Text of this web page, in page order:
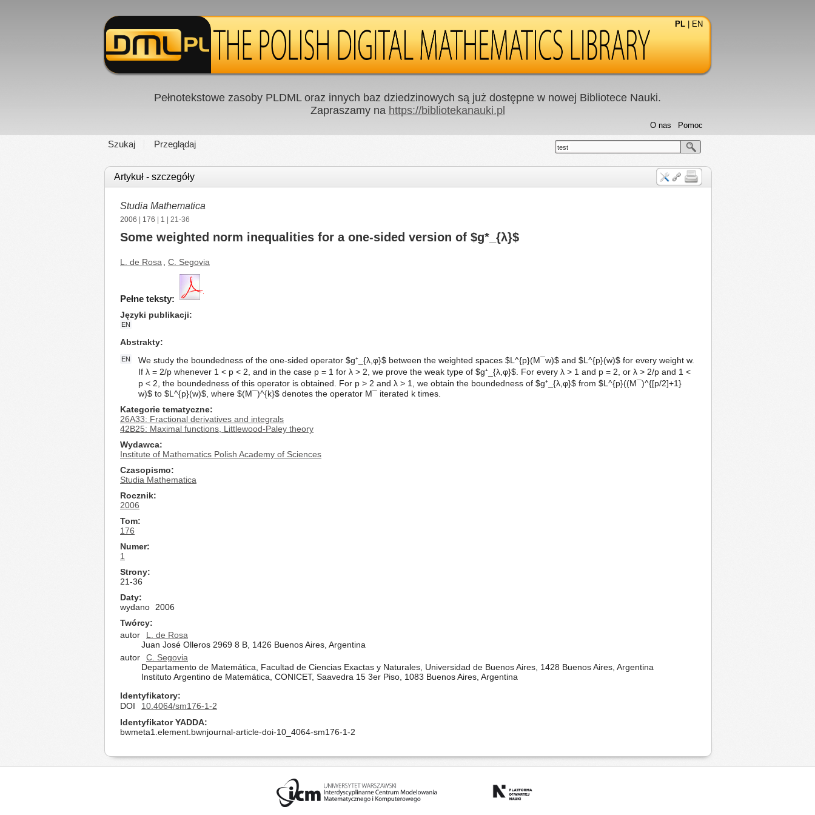
PL EN
Pełnotekstowe zasoby PLDML oraz innych baz dziedzinowych są już dostępne w nowej Bibliotece Nauki.
Zapraszamy na https://bibliotekanauki.pl
Szukaj Przeglądaj
Pomoc
O nas
test
Artykuł - szczegóły
Studia Mathematica
2006 176 1 | 21-36
Some weighted norm inequalities for a one-sided version of $g*_{λ}$
L. de Rosa C. Segovia
Pełne teksty:
Języki publikacji
EN
Abstrakty
EN
We study the boundedness of the one-sided operator $g⁺_{λ,φ}$ between the weighted spaces $L^{p}(M¯w)$ and $L^{p}(w)$ for every weight w.
If λ = 2/p whenever 1 < p < 2, and in the case p = 1 for λ > 2, we prove the weak type of $g⁺_{λ,φ}$. For every λ > 1 and p = 2, or λ > 2/p and 1 <
p < 2, the boundedness of this operator is obtained. For p > 2 and λ > 1, we obtain the boundedness of $g⁺_{λ,φ}$ from $L^{p}((M¯)^{[p/2]+1}
w)$ to $L^{p}(w)$, where $(M¯)^{k}$ denotes the operator M¯ iterated k times.
Kategorie tematyczne
26A33: Fractional derivatives and integrals
42B25: Maximal functions, Littlewood-Paley theory
Wydawca
Institute of Mathematics Polish Academy of Sciences
Czasopismo
Studia Mathematica
Rocznik
2006
Tom
176
Numer
1
Strony
21-36
Daty
wydano
2006
Twórcy
autor
L. de Rosa
Juan José Olleros 2969 8 B, 1426 Buenos Aires, Argentina
autor
C. Segovia
Departamento de Matemática, Facultad de Ciencias Exactas y Naturales, Universidad de Buenos Aires, 1428 Buenos Aires, Argentina
Instituto Argentino de Matemática, CONICET, Saavedra 15 3er Piso, 1083 Buenos Aires, Argentina
Identyfikatory
DOI
10.4064/sm176-1-2
Identyfikator YADDA
bwmeta1.element.bwnjournal-article-doi-10_4064-sm176-1-2